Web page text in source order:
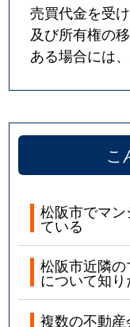
売買代金を受
及び所有権の
ある場合には
こ
松阪市でマ
ている
松阪市近隣
について知り
複数の不動